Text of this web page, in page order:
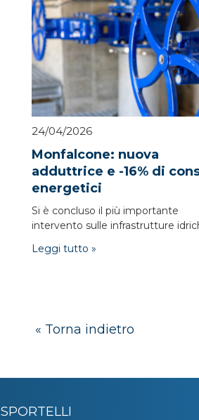
24/04/2026
Monfalcone: nuova
adduttrice e -16% di
energetici
Si è concluso il più importante
intervento sulle infrastrutture
Leggi tutto »
« Torna indietro
SPORTELLI